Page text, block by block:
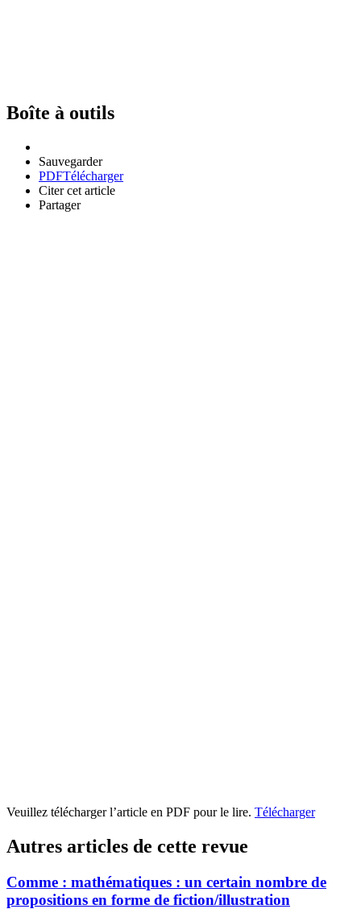
Boîte à outils
Sauvegarder
PDFTélécharger
Citer cet article
Partager
Veuillez télécharger l’article en PDF pour le lire. Télécharger
Autres articles de cette revue
Comme : mathématiques : un certain nombre de
propositions en forme de fiction/illustration